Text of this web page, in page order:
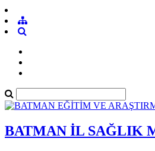
BATMAN İL SAĞLIK